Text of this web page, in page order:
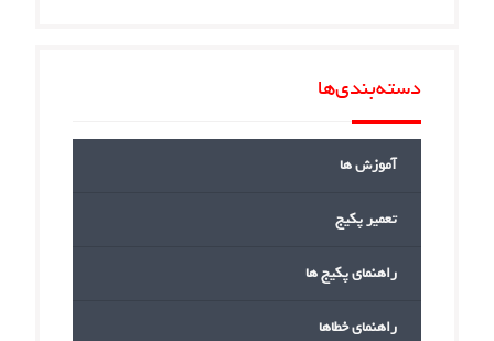
دسته‌بندی‌ها
آموزش ها
تعمیر پکیج
راهنمای پکیج ها
راهنمای خطاها